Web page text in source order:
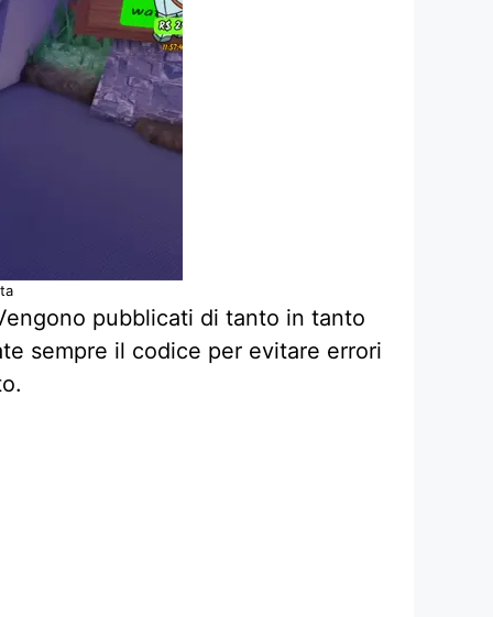
pubblicati di tanto in tanto
sempre il codice per evitare errori